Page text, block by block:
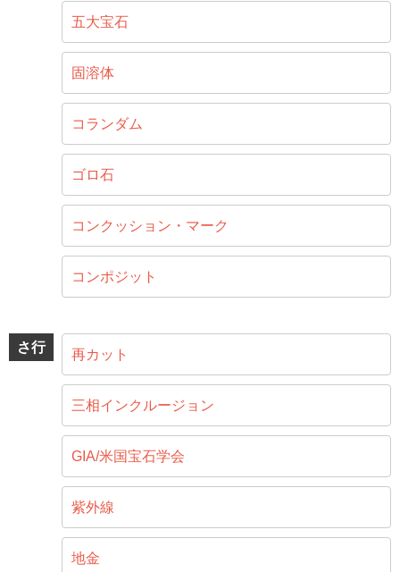
五大宝石
固溶体
コランダム
ゴロ石
コンクッション・マーク
コンポジット
さ行 再カット
三相インクルージョン
GIA/米国宝石学会
紫外線
地金